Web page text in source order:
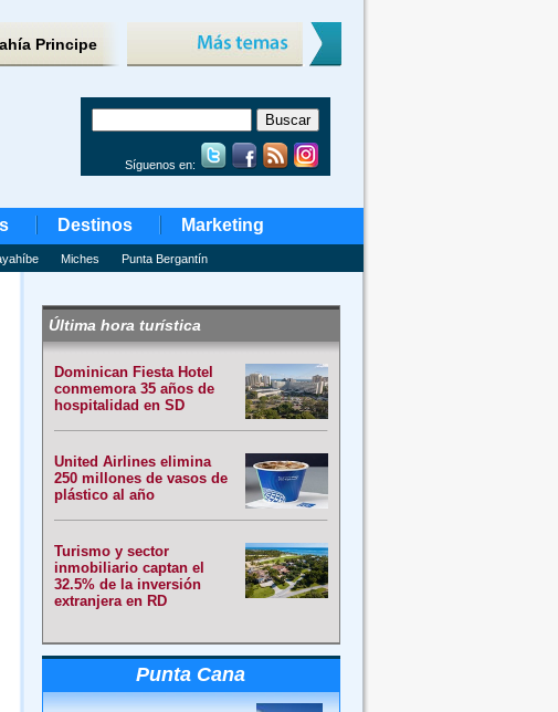
Principe
Síguenos en:
Destinos Marketing
Miches Punta Bergantín
Última hora turística
Dominican Fiesta Hotel
conmemora 35 años de
hospitalidad en SD
United Airlines elimina
250 millones de vasos de
plástico al año
Turismo y sector
inmobiliario captan el
32.5% de la inversión
extranjera en RD
Punta Cana